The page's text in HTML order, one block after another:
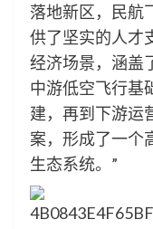
落地新区，民航
供了坚实的人才
经济场景，涵盖
中游低空飞行基
建，再到下游运
案，形成了一个
生态系统。”